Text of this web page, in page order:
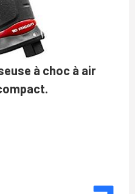
à choc à air